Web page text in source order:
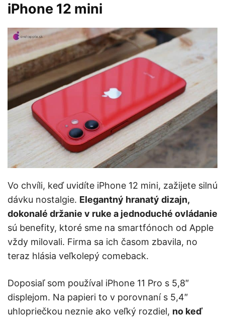
iPhone 12 mini
Vo chvíli, keď uvidíte iPhone 12 mini, zažijete silnú
dávku nostalgie. Elegantný hranatý dizajn,
dokonalé držanie v ruke a jednoduché ovládanie
sú benefity, ktoré sme na smartfónoch od Apple
vždy milovali. Firma sa ich časom zbavila, no
teraz hlásia veľkolepý comeback.
Doposiaľ som používal iPhone 11 Pro s 5,8″
displejom. Na papieri to v porovnaní s 5,4″
uhlopriečkou neznie ako veľký rozdiel, no keď